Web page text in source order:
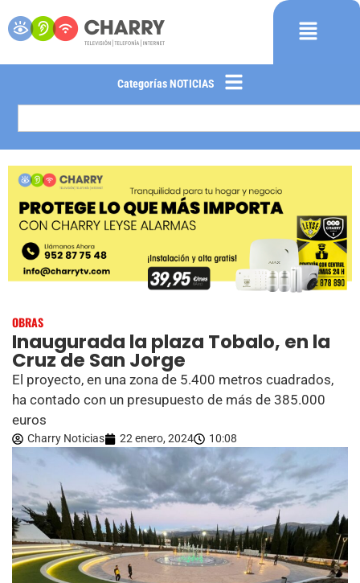
Categorías NOTICIAS
OBRAS
Inaugurada la plaza Tobalo, en la
Cruz de San Jorge
El proyecto, en una zona de 5.400 metros cuadrados,
ha contado con un presupuesto de más de 385.000
euros
Charry Noticias 22 enero, 2024 10:08